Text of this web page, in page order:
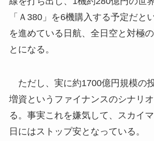
「Ａ380」を6機購入する予定だと
を進めている日航、全日空と対極
とになる。
ただし、実に約1700億円規模の
増資というファイナンスのシナリ
る。事実これを嫌気して、スカイ
日にはストップ安となっている。